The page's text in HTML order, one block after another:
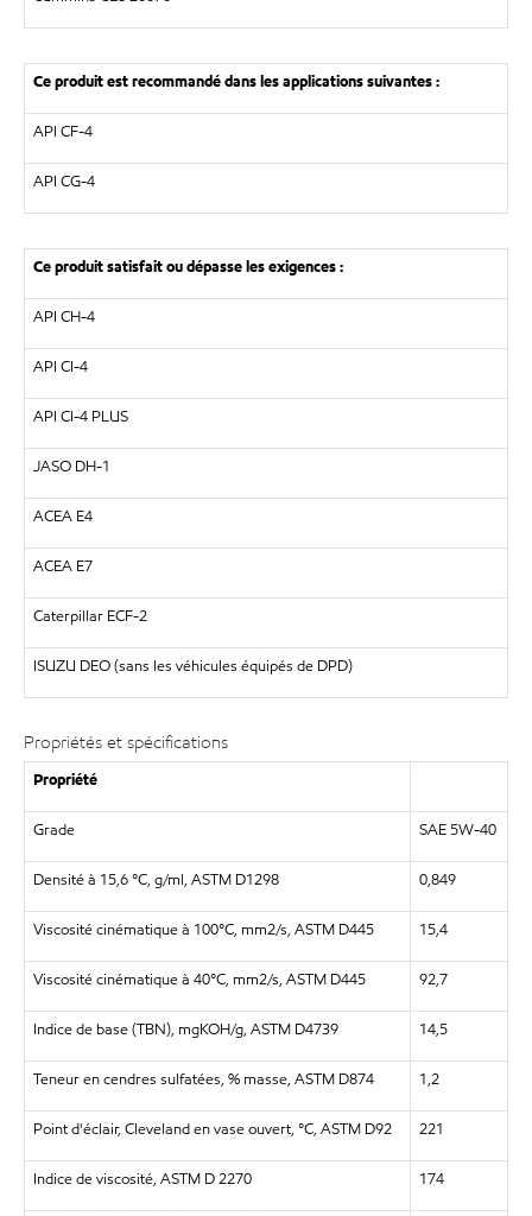
Ce produit est recommandé dans les applications suivantes :
API CF-4
API CG-4
Ce produit satisfait ou dépasse les exigences :
API CH-4
API CI-4
API CI-4 PLUS
JASO DH-1
ACEA E4
ACEA E7
Caterpillar ECF-2
ISUZU DEO (sans les véhicules équipés de DPD)
Propriétés et spécifications
Propriété
Grade SAE 5W-40
Densité à 15,6 °C, g/ml, ASTM D1298 0,849
Viscosité cinématique à 100°C, mm2/s, ASTM D445 15,4
Viscosité cinématique à 40°C, mm2/s, ASTM D445 92,7
Indice de base (TBN), mgKOH/g, ASTM D4739 14,5
Teneur en cendres sulfatées, % masse, ASTM D874 1,2
Point d'éclair, Cleveland en vase ouvert, °C, ASTM D92 221
Indice de viscosité, ASTM D 2270 174